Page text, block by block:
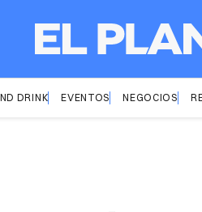
DRINK EVENTOS NEGOCIOS